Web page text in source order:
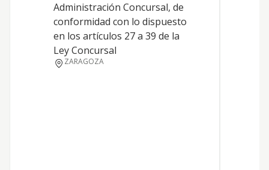
Administración Concursal, de
conformidad con lo dispuesto
en los artículos 27 a 39 de la
Ley Concursal
ZARAGOZA